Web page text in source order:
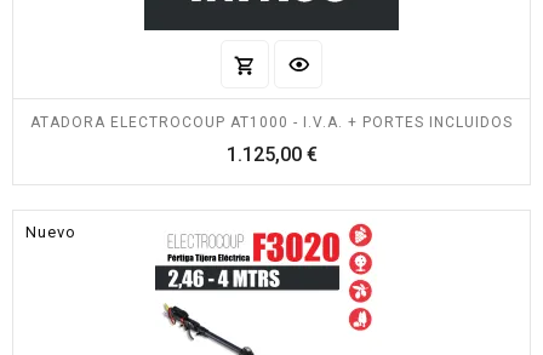
ATADORA ELECTROCOUP AT1000 - I.V.A. + PORTES INCLUIDOS
1.125,00 €Precio
Nuevo